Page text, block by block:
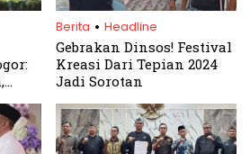
Berita . Headline
Gebrakan Dinsos! Festival
Kreasi Dari Tepian 2024
Jadi Sorotan